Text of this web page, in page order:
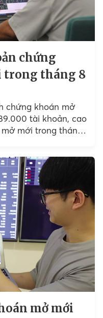
chứng
trong tháng 8
chứng khoán mở
tài khoản, cao
mới trong tháng
mở mới